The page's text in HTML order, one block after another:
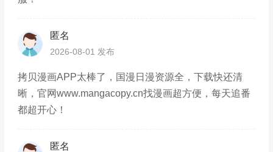
匿名
2026-08-01 发布
拷贝漫画APP太棒了，国漫日漫资源全，下载快还清
晰，官网www.mangacopy.cn找漫画超方便，每天追番
都超开心！
匿名